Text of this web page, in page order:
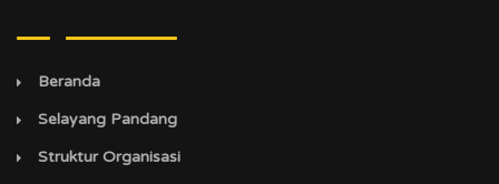
Beranda
Selayang Pandang
Struktur Organisasi